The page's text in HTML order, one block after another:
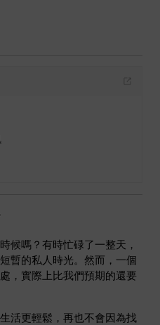
候嗎？有時忙碌了一整天，
暫的私人時光。然而，一個
，實際上比我們預期的還要
活更輕鬆，再也不會因為找